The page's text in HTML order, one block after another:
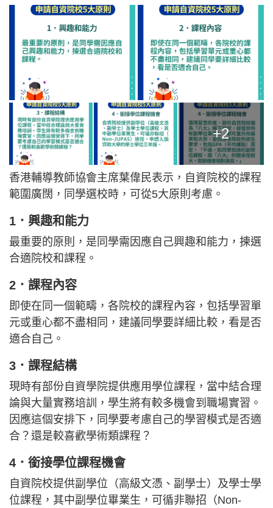
+2
香港輔導教師協會主席葉偉民表示，自資院校的課程
範圍廣闊，同學選校時，可從5大原則考慮。
1．興趣和能力
最重要的原則，是同學需因應自己興趣和能力，揀選
合適院校和課程。
2．課程內容
即使在同一個範疇，各院校的課程內容，包括學習單
元或重心都不盡相同，建議同學要詳細比較，看是否
適合自己。
3．課程結構
現時有部份自資學院提供應用學位課程，當中結合理
論與大量實務培訓，學生將有較多機會到職場實習。
因應這個安排下，同學要考慮自己的學習模式是否適
合？還是較喜歡學術類課程？
4．銜接學位課程機會
自資院校提供副學位（高級文憑、副學士）及學士學
位課程，其中副學位畢業生，可循非聯招（Non-